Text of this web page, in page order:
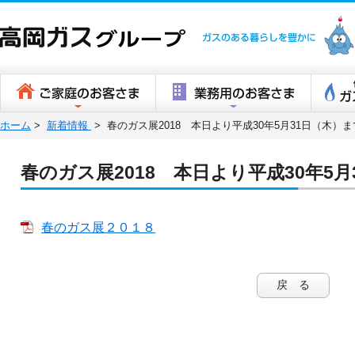
高岡ガスグ
ホーム > 新着情報 > 春のガス展2018 本日より平成30年5月31日（木）ま
春のガス展2018 本日より平成30年5月
春のガス展２０１８
戻 る